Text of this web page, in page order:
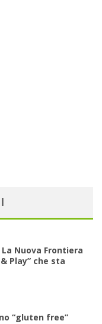
Nuova Frontiera
Play” che sta
“gluten free”